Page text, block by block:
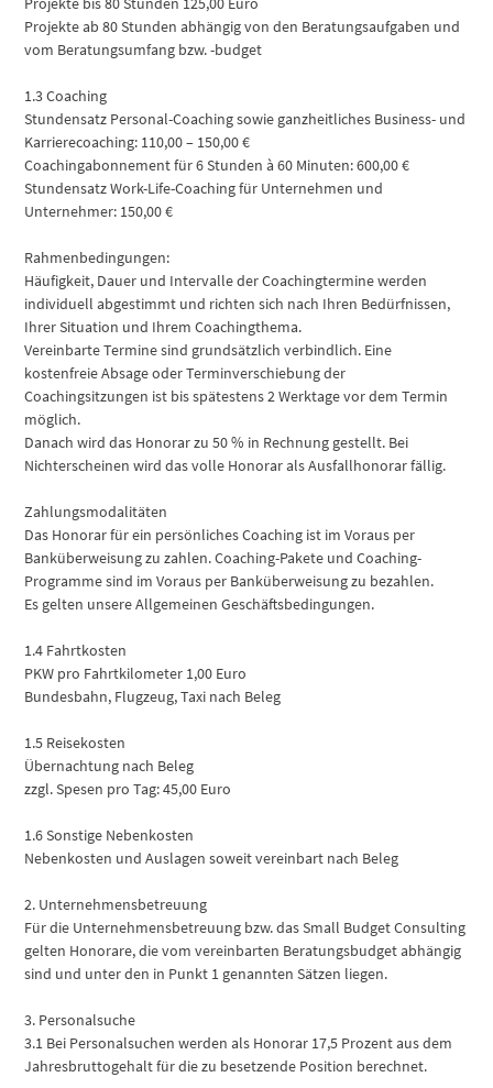
Projekte ab 80 Stunden abhängig von den Beratungsaufgaben und
vom Beratungsumfang bzw. -budget
1.3 Coaching
Stundensatz Personal-Coaching sowie ganzheitliches Business- und
Karrierecoaching: 110,00 – 150,00 €
Coachingabonnement für 6 Stunden à 60 Minuten: 600,00 €
Stundensatz Work-Life-Coaching für Unternehmen und
Unternehmer: 150,00 €
Rahmenbedingungen:
Häufigkeit, Dauer und Intervalle der Coachingtermine werden
individuell abgestimmt und richten sich nach Ihren Bedürfnissen,
Ihrer Situation und Ihrem Coachingthema.
Vereinbarte Termine sind grundsätzlich verbindlich. Eine
kostenfreie Absage oder Terminverschiebung der
Coachingsitzungen ist bis spätestens 2 Werktage vor dem Termin
möglich.
Danach wird das Honorar zu 50 % in Rechnung gestellt. Bei
Nichterscheinen wird das volle Honorar als Ausfallhonorar fällig.
Zahlungsmodalitäten
Das Honorar für ein persönliches Coaching ist im Voraus per
Banküberweisung zu zahlen. Coaching-Pakete und Coaching-
Programme sind im Voraus per Banküberweisung zu bezahlen.
Es gelten unsere Allgemeinen Geschäftsbedingungen.
1.4 Fahrtkosten
PKW pro Fahrtkilometer 1,00 Euro
Bundesbahn, Flugzeug, Taxi nach Beleg
1.5 Reisekosten
Übernachtung nach Beleg
zzgl. Spesen pro Tag: 45,00 Euro
1.6 Sonstige Nebenkosten
Nebenkosten und Auslagen soweit vereinbart nach Beleg
2. Unternehmensbetreuung
Für die Unternehmensbetreuung bzw. das Small Budget Consulting
gelten Honorare, die vom vereinbarten Beratungsbudget abhängig
sind und unter den in Punkt 1 genannten Sätzen liegen.
3. Personalsuche
3.1 Bei Personalsuchen werden als Honorar 17,5 Prozent aus dem
Jahresbruttogehalt für die zu besetzende Position berechnet.